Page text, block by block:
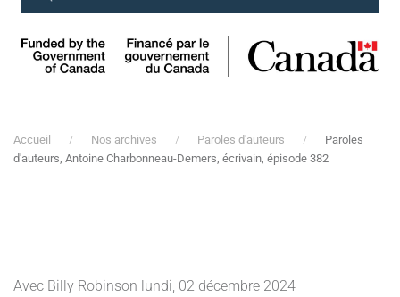
Accueil Nos archives Paroles d'auteurs
Paroles
d'auteurs, Antoine Charbonneau-Demers, écrivain, épisode 382
Avec Billy Robinson lundi, 02 décembre 2024